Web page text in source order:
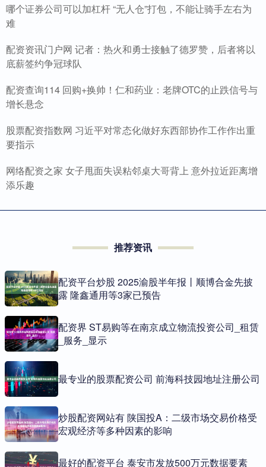
哪个证券公司可以加杠杆 “无人仓”打包，不能让骑手左右为
难
配资资讯门户网 记者：热火和勇士接触了德罗赞，后者将以
底薪签约争冠球队
配资查询114 回购+换帅！仁和药业：老牌OTC的止跌信号与
增长悬念
股票配资指数网 习近平对常态化做好东西部协作工作作出重
要指示
网络配资之家 女子甩面失误粘邻桌大哥背上 意外拉近距离增
添乐趣
推荐资讯
配资平台炒股 2025渝股半年报丨顺博合金先披
露 隆鑫通用等3家已预告
配资界 ST易购等在南京成立物流投资公司_租赁
_服务_显示
最专业的股票配资公司 前海科技园地址注册公司
炒股配资网站有 陕国投A：二级市场交易价格受
宏观经济等多种因素的影响
最好的配资平台 泰安市发放500万元数据要素